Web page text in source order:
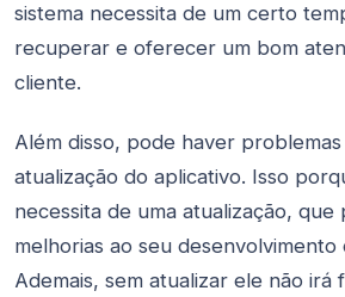
sistema necessita de um certo
recuperar e oferecer um bom
cliente.
Além disso, pode haver
atualização do aplicativo. Isso
necessita de uma atualização,
melhorias ao seu desenvolvimento
Ademais, sem atualizar ele não irá